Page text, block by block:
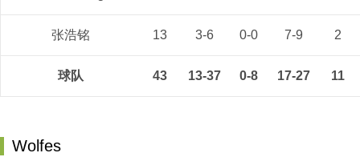
张浩铭 13 3-6 0-0 7-9 2
球队 43 13-37 0-8 17-27 11
Wolfes